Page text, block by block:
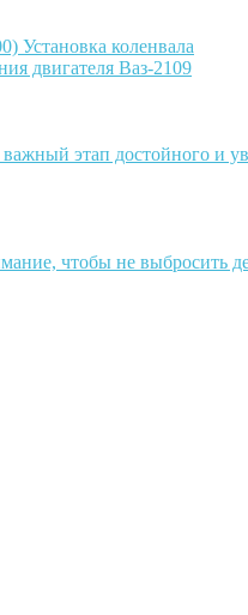
Установка коленвала
двигателя Ваз-2109
этап достойного и
чтобы не выбросить